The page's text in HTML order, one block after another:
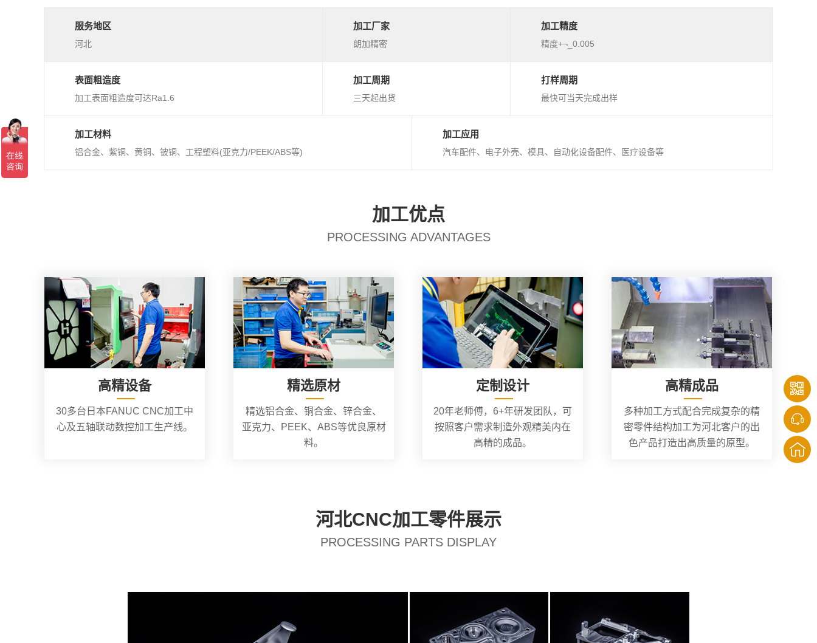
服务地区
河北
加工厂家
朗加精密
加工精度
精度+¬_0.005
表面粗造度
加工表面粗造度可达Ra1.6
加工周期
三天起出货
打样周期
最快可当天完成出样
加工材料
铝合金、紫铜、黄铜、铍铜、工程塑料(亚克力/PEEK/ABS等)
加工应用
汽车配件、电子外壳、模具、自动化设备配件、医疗设备等
加工优点
PROCESSING ADVANTAGES
高精设备
30多台日本FANUC CNC加工中
心及五轴联动数控加工生产线。
精选原材
精选铝合金、铜合金、锌合金、
亚克力、PEEK、ABS等优良原材
料。
定制设计
20年老师傅，6+年研发团队，可
按照客户需求制造外观精美内在
高精的成品。
高精成品
多种加工方式配合完成复杂的精
密零件结构加工为河北客户的出
色产品打造出高质量的原型。
河北CNC加工零件展示
PROCESSING PARTS DISPLAY